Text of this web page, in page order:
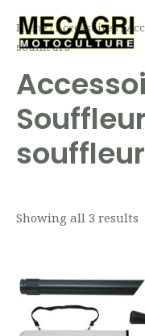
contenu
Home/Accessoires/
souffleurs
Showing all 3 results